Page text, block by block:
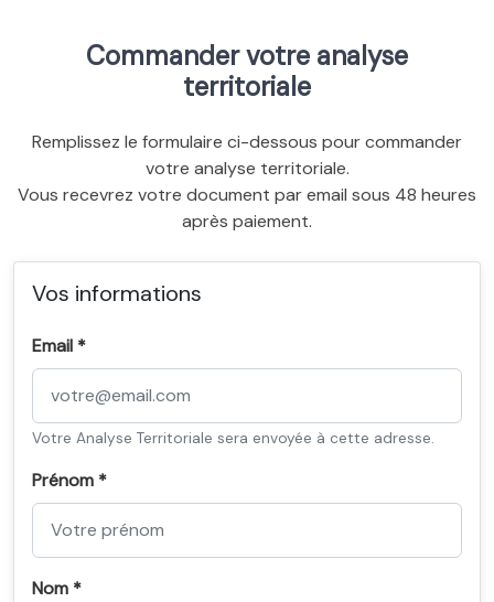
Commander votre analyse
territoriale
Remplissez le formulaire ci-dessous pour commander
votre analyse territoriale.
Vous recevrez votre document par email sous 48 heures
après paiement.
Vos informations
Email *
Votre Analyse Territoriale sera envoyée à cette adresse.
Prénom *
Nom *